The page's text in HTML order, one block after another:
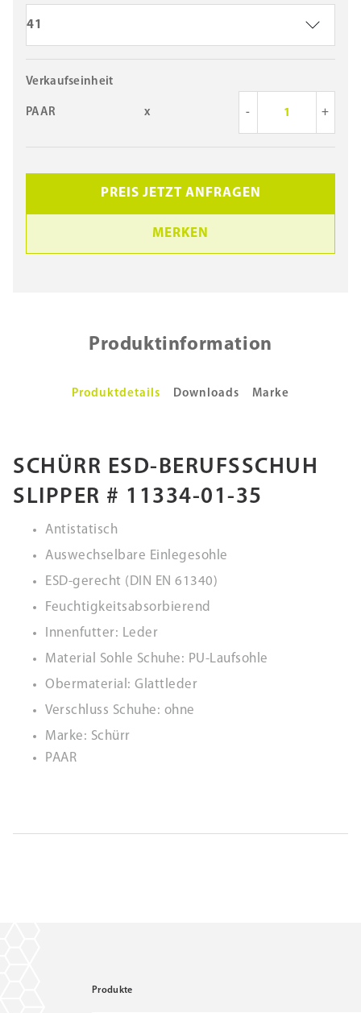
41
Verkaufseinheit
PAAR x - +
PREIS JETZT ANFRAGEN
MERKEN
Produktinformation
Produktdetails Downloads Marke
SCHÜRR ESD-BERUFSSCHUH
SLIPPER # 11334-01-35
Antistatisch
Auswechselbare Einlegesohle
ESD-gerecht (DIN EN 61340)
Feuchtigkeitsabsorbierend
Innenfutter: Leder
Material Sohle Schuhe: PU-Laufsohle
Obermaterial: Glattleder
Verschluss Schuhe: ohne
Marke: Schürr
PAAR
Produkte